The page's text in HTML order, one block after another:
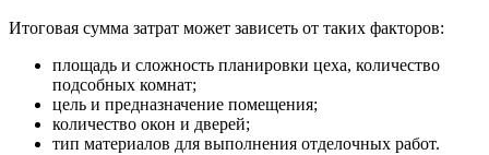
Итоговая сумма затрат может зависеть от таких факторов:
площадь и сложность планировки цеха, количество
подсобных комнат;
цель и предназначение помещения;
количество окон и дверей;
тип материалов для выполнения отделочных работ.